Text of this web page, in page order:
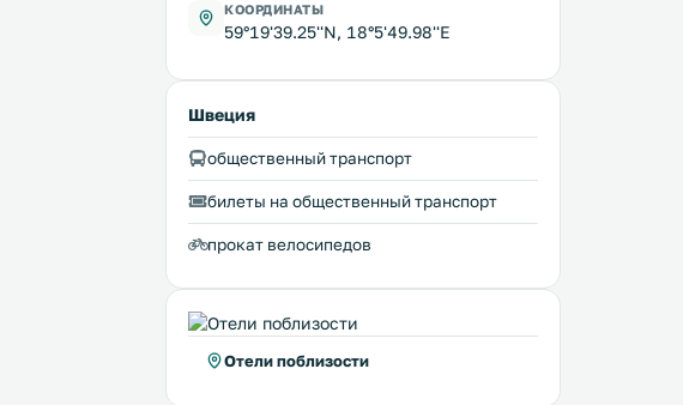
КООРДИНАТЫ
59°19'39.25''N, 18°5'49.98''E
Швеция
общественный транспорт
билеты на общественный транспорт
прокат велосипедов
Отели поблизости